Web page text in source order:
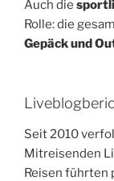
Auch die
Rolle: die
Gepäck und
Seit 2010
Mitreisenden
Reisen führten